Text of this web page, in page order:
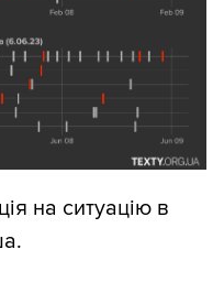
на ситуацію в